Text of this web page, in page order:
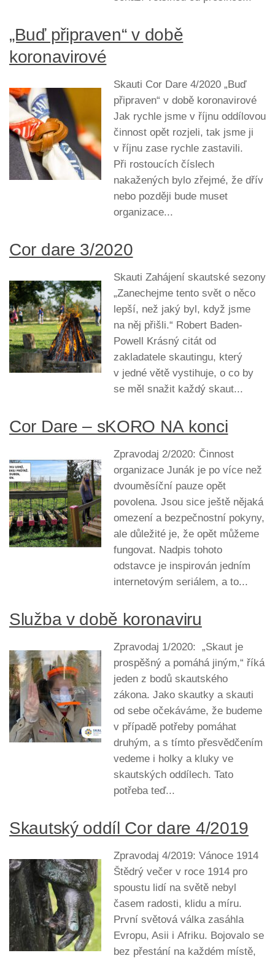
„Buď připraven“ v době
koronavirové
Skauti Cor Dare 4/2020 „Buď
připraven“ v době koronavirové
Jak rychle jsme v říjnu oddílovou
činnost opět rozjeli, tak jsme ji
v říjnu zase rychle zastavili.
Při rostoucích číslech
nakažených bylo zřejmé, že dřív
nebo později bude muset
organizace...
Cor dare 3/2020
Skauti Zahájení skautské sezony
„Zanechejme tento svět o něco
lepší, než jaký byl, když jsme
na něj přišli.“ Robert Baden-
Powell Krásný citát od
zakladatele skautingu, který
v jedné větě vystihuje, o co by
se měl snažit každý skaut...
Cor Dare – sKORO NA konci
Zpravodaj 2/2020: Činnost
organizace Junák je po více než
dvouměsíční pauze opět
povolena. Jsou sice ještě nějaká
omezení a bezpečnostní pokyny,
ale důležité je, že opět můžeme
fungovat. Nadpis tohoto
odstavce je inspirován jedním
internetovým seriálem, a to...
Služba v době koronaviru
Zpravodaj 1/2020: „Skaut je
prospěšný a pomáhá jiným,“ říká
jeden z bodů skautského
zákona. Jako skautky a skauti
od sebe očekáváme, že budeme
v případě potřeby pomáhat
druhým, a s tímto přesvědčením
vedeme i holky a kluky ve
skautských oddílech. Tato
potřeba teď...
Skautský oddíl Cor dare 4/2019
Zpravodaj 4/2019: Vánoce 1914
Štědrý večer v roce 1914 pro
spoustu lidí na světě nebyl
časem radosti, klidu a míru.
První světová válka zasáhla
Evropu, Asii i Afriku. Bojovalo se
bez přestání na každém místě,